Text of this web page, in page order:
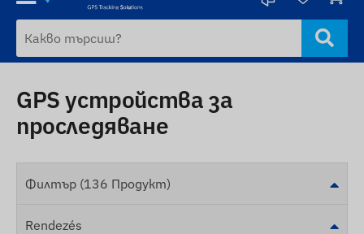
GPS устройства за
проследяване
Филтър (136 Продукт)
Rendezés